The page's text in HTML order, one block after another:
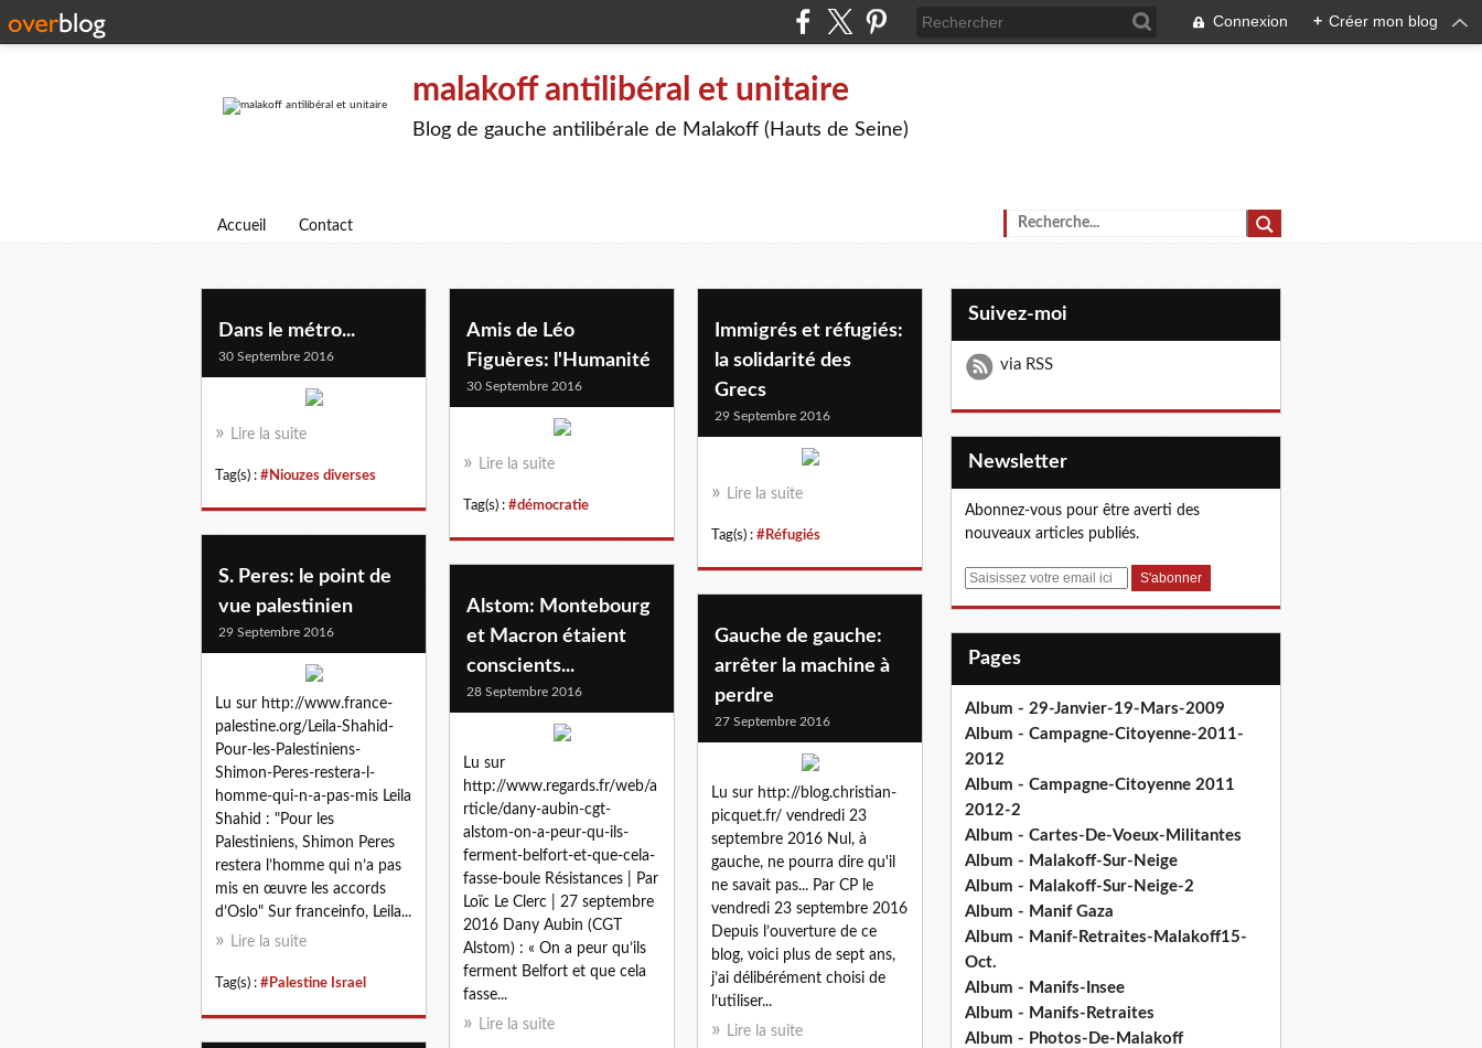
Connexion + Créer mon blog
malakoff antilibéral et unitaire
Blog de gauche antilibérale de Malakoff (Hauts de Seine)
Accueil Contact
Dans le métro...
30 Septembre 2016
Lire la suite
Tag(s) : #Niouzes diverses
Amis de Léo
Figuères: l'Humanité
30 Septembre 2016
Lire la suite
Tag(s) : #démocratie
Immigrés et réfugiés:
la solidarité des
Grecs
29 Septembre 2016
Lire la suite
Tag(s) : #Réfugiés
S. Peres: le point de
vue palestinien
29 Septembre 2016
Lu sur http://www.france-
palestine.org/Leila-Shahid-
Pour-les-Palestiniens-
Shimon-Peres-restera-l-
homme-qui-n-a-pas-mis​ Leila
Shahid : "Pour les
Palestiniens, Shimon Peres
restera l’homme qui n’a pas
mis en œuvre les accords
d’Oslo" Sur franceinfo, Leila...
Lire la suite
Tag(s) : #Palestine Israel
Alstom: Montebourg
et Macron étaient
conscients...
28 Septembre 2016
Lu sur
http://www.regards.fr/web/a
rticle/dany-aubin-cgt-
alstom-on-a-peur-qu-ils-
ferment-belfort-et-que-cela-
fasse-boule​ Résistances | Par
Loïc Le Clerc | 27 septembre
2016 Dany Aubin (CGT
Alstom) : « On a peur qu’ils
ferment Belfort et que cela
fasse...
Lire la suite
Gauche de gauche:
arrêter la machine à
perdre
27 Septembre 2016
Lu sur http://blog.christian-
picquet.fr/ vendredi 23
septembre 2016 Nul, à
gauche, ne pourra dire qu'il
ne savait pas... Par CP le
vendredi 23 septembre 2016
Depuis l’ouverture de ce
blog, voici plus de sept ans,
j’ai délibérément choisi de
l’utiliser...
Lire la suite
Suivez-moi
via RSS
Newsletter
Abonnez-vous pour être averti des
nouveaux articles publiés.
E
Pages
Album - 29-Janvier-19-Mars-2009
Album - Campagne-Citoyenne-2011-
2012
Album - Campagne-Citoyenne 2011
2012-2
Album - Cartes-De-Voeux-Militantes
Album - Malakoff-Sur-Neige
Album - Malakoff-Sur-Neige-2
Album - Manif Gaza
Album - Manif-Retraites-Malakoff15-
Oct.
Album - Manifs-Insee
Album - Manifs-Retraites
Album - Photos-De-Malakoff